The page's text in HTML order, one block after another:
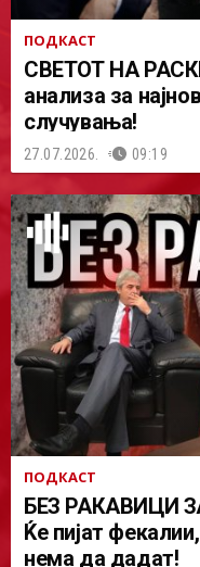
ПОДКАСТ
СВЕТОТ НА
анализа за
случувања!
27.07.2026. 09:19
ПОДКАСТ
БЕЗ РАКАВИЦИ
Ќе пијат
нема да дадат!